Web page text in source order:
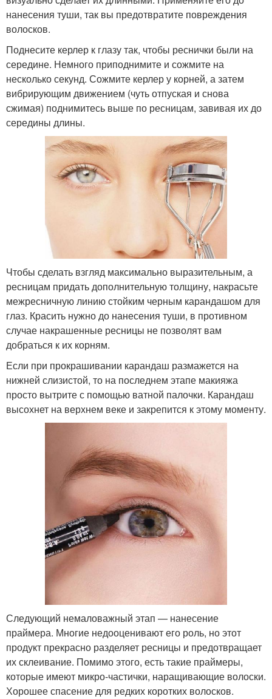
нанесения туши, так вы предотвратите повреждения
волосков.
Поднесите керлер к глазу так, чтобы реснички были на
середине. Немного приподнимите и сожмите на
несколько секунд. Сожмите керлер у корней, а затем
вибрирующим движением (чуть отпуская и снова
сжимая) поднимитесь выше по ресницам, завивая их до
середины длины.
Чтобы сделать взгляд максимально выразительным, а
ресницам придать дополнительную толщину, накрасьте
межресничную линию стойким черным карандашом для
глаз. Красить нужно до нанесения туши, в противном
случае накрашенные ресницы не позволят вам
добраться к их корням.
Если при прокрашивании карандаш размажется на
нижней слизистой, то на последнем этапе макияжа
просто вытрите с помощью ватной палочки. Карандаш
высохнет на верхнем веке и закрепится к этому моменту.
Следующий немаловажный этап — нанесение
праймера. Многие недооценивают его роль, но этот
продукт прекрасно разделяет ресницы и предотвращает
их склеивание. Помимо этого, есть такие праймеры,
которые имеют микро-частички, наращивающие волоски.
Хорошее спасение для редких коротких волосков.